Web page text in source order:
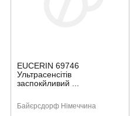
EUCERIN 69746
Ультрасенсітів
заспокйливий ...
Байєрсдорф Німеччина